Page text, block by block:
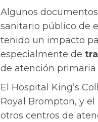
Algunos
sanitario público de
tenido un impacto
especialmente de
de atención primaria
El Hospital King’s
Royal Brompton, y
otros centros de